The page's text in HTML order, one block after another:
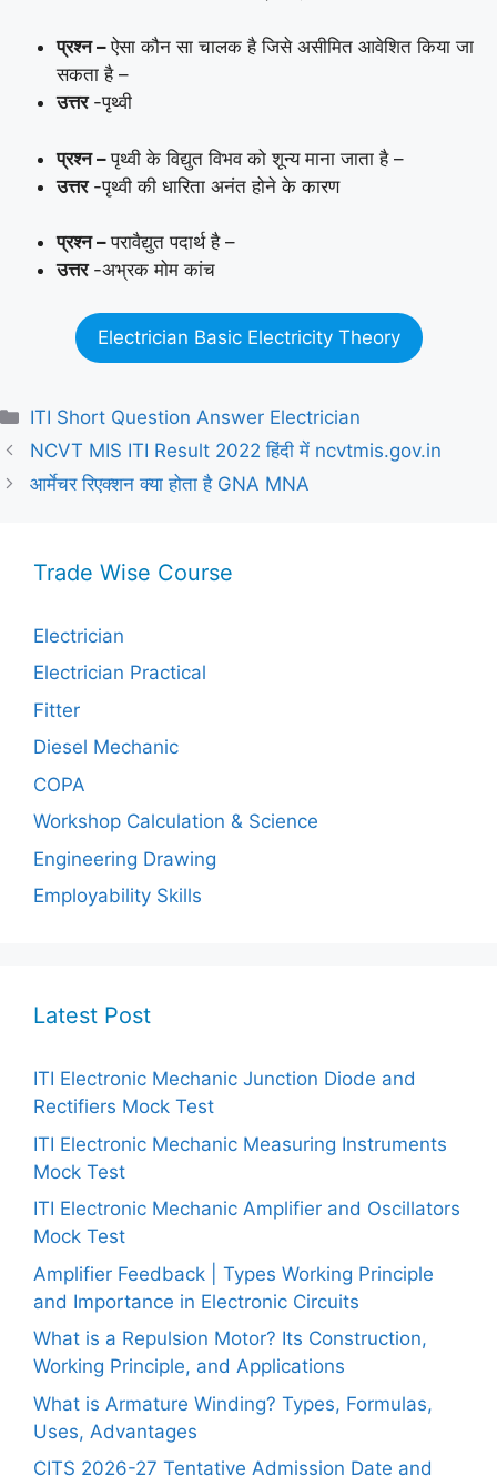
प्रश्न –ऐसा कौन सा चालक है जिसे असीमित आवेशित किया जा
सकता है –
उत्तर-पृथ्वी
प्रश्न –पृथ्वी के विद्युत विभव को शून्य माना जाता है –
उत्तर-पृथ्वी की धारिता अनंत होने के कारण
प्रश्न –परावैद्युत पदार्थ है –
उत्तर-अभ्रक मोम कांच
Electrician Basic Electricity Theory
Categories
ITI Short Question Answer Electrician
NCVT MIS ITI Result 2022 हिंदी में ncvtmis.gov.in
आर्मेचर रिएक्शन क्या होता है GNA MNA
Trade Wise Course
Electrician
Electrician Practical
Fitter
Diesel Mechanic
COPA
Workshop Calculation & Science
Engineering Drawing
Employability Skills
Latest Post
ITI Electronic Mechanic Junction Diode and
Rectifiers Mock Test
ITI Electronic Mechanic Measuring Instruments
Mock Test
ITI Electronic Mechanic Amplifier and Oscillators
Mock Test
Amplifier Feedback | Types Working Principle
and Importance in Electronic Circuits
What is a Repulsion Motor? Its Construction,
Working Principle, and Applications
What is Armature Winding? Types, Formulas,
Uses, Advantages
CITS 2026-27 Tentative Admission Date and